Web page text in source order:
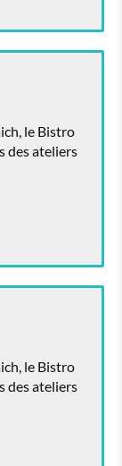
le Bistro
des ateliers
le Bistro
des ateliers